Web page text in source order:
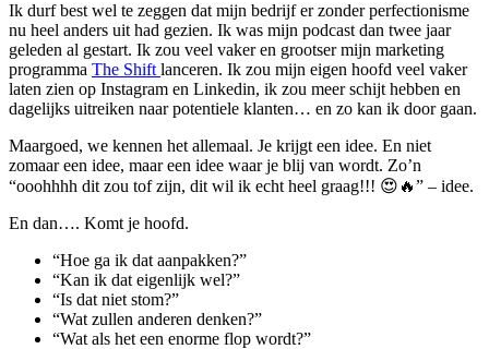
Ik durf best wel te zeggen dat mijn bedrijf er zonder perfectionisme
nu heel anders uit had gezien. Ik was mijn podcast dan twee jaar
geleden al gestart. Ik zou veel vaker en grootser mijn marketing
programma The Shift lanceren. Ik zou mijn eigen hoofd veel vaker
laten zien op Instagram en Linkedin, ik zou meer schijt hebben en
dagelijks uitreiken naar potentiele klanten… en zo kan ik door gaan.
Maargoed, we kennen het allemaal. Je krijgt een idee. En niet
zomaar een idee, maar een idee waar je blij van wordt. Zo’n
“ooohhhh dit zou tof zijn, dit wil ik echt heel graag!!! 😍🔥” – idee.
En dan…. Komt je hoofd.
“Hoe ga ik dat aanpakken?”
“Kan ik dat eigenlijk wel?”
“Is dat niet stom?”
“Wat zullen anderen denken?”
“Wat als het een enorme flop wordt?”